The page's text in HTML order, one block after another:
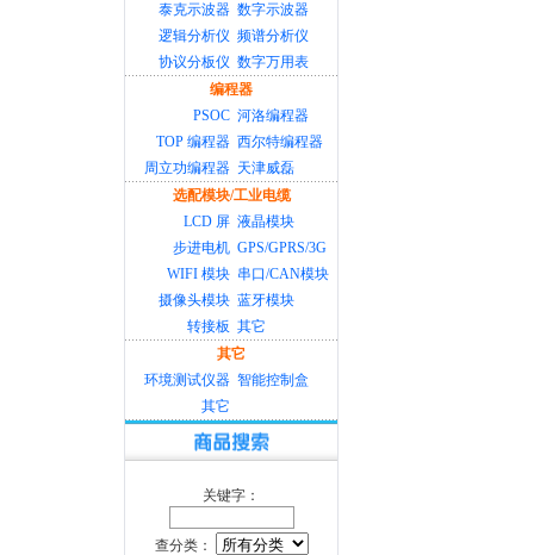
泰克示波器 数字示波器
逻辑分析仪 频谱分析仪
协议分板仪 数字万用表
编程器
PSOC 河洛编程器
TOP 编程器 西尔特编程器
周立功编程器 天津威磊
选配模块/工业电缆
LCD 屏 液晶模块
步进电机 GPS/GPRS/3G
WIFI 模块 串口/CAN模块
摄像头模块 蓝牙模块
转接板 其它
其它
环境测试仪器 智能控制盒
其它
关键字：
查分类：